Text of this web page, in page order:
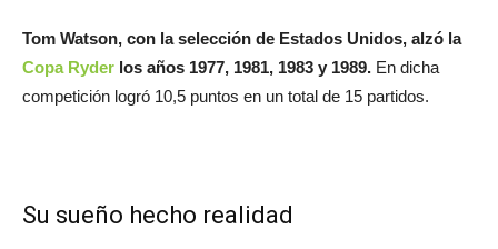
Tom Watson, con la selección de Estados Unidos, alzó la
Copa Ryder los años 1977, 1981, 1983 y 1989. En dicha
competición logró 10,5 puntos en un total de 15 partidos.
Su sueño hecho realidad